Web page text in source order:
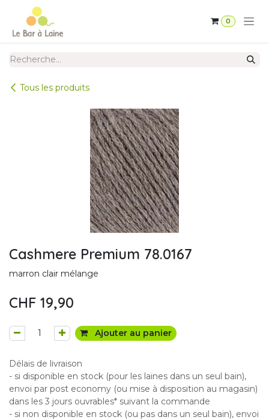
Se rendre au contenu
0
Tous les produits
Cashmere Premium 78.0167
marron clair mélange
CHF 19,90
Ajouter au panier
Délais de livraison
- si disponible en stock (pour les laines dans un seul bain),
envoi par post economy (ou mise à disposition au magasin)
dans les 3 jours ouvrables* suivant la commande
- si non disponible en stock (ou pas dans un seul bain), envoi